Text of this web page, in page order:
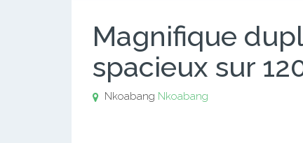
Magnifique
spacieux sur
Nkoabang Nkoabang